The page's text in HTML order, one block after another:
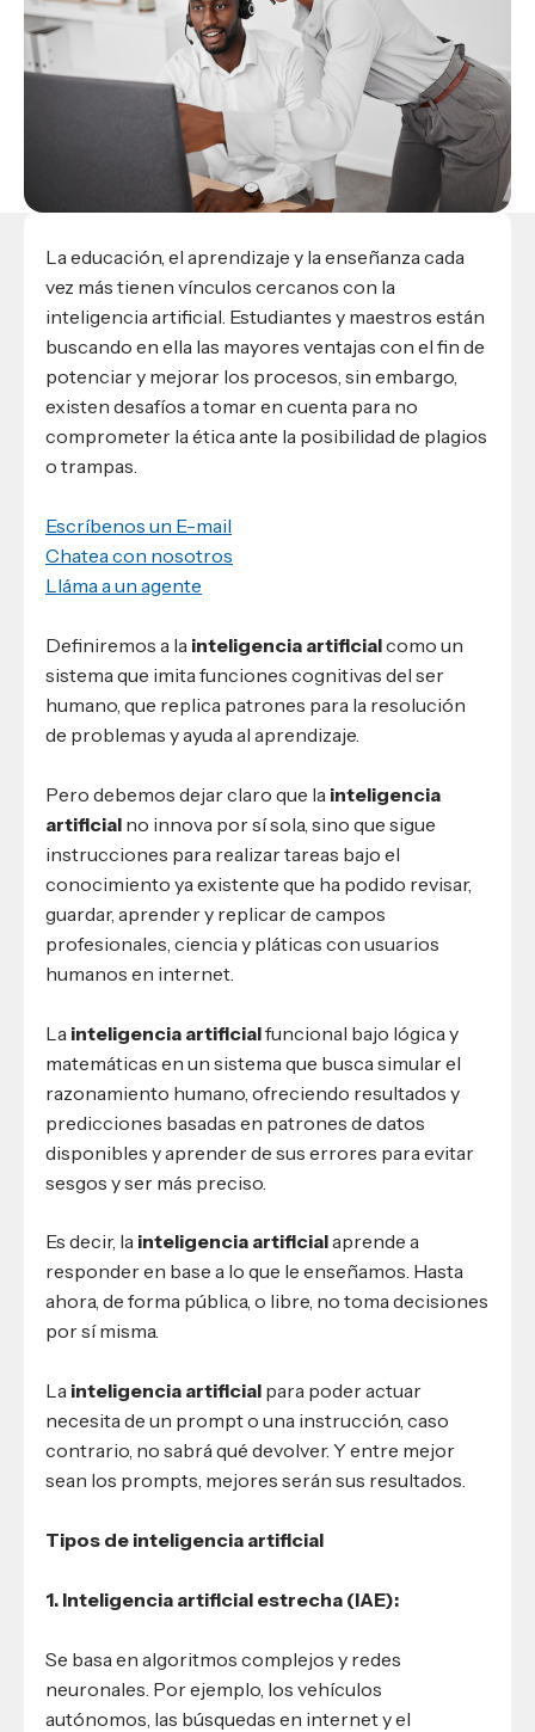
Escuela de Ciencias de la Comunicación
Escuela de Ciencias de la Salud
Escuela de Arquitectura
Ver toda la oferta académica
Escuela deNegocios
Conocé DUX
Datos de contacto
admisiones@usap.edu
+504 2561-8727
Ave. Circunvalación, San Pedro Sula,
Honduras, C.A.
EXCELENCIA USAP
Lifelong Learning University
Responsabilidad social y sostenibilidad
¿Que es USAP+?
Manual M365
Manual Moddle
Normas Académicas
Experiencias de alumnos
internacionales
Conocé experiencias
Evento
USAP integra RediEShn
Leer artículo
La educación, el aprendizaje y la enseñanza cada
vez más tienen vínculos cercanos con la
inteligencia artificial. Estudiantes y maestros están
buscando en ella las mayores ventajas con el fin de
potenciar y mejorar los procesos, sin embargo,
existen desafíos a tomar en cuenta para no
comprometer la ética ante la posibilidad de plagios
o trampas.
Escríbenos un E-mail
Chatea con nosotros
Lláma a un agente
Definiremos a la inteligencia artificialcomo un
sistema que imita funciones cognitivas del ser
humano, que replica patrones para la resolución
de problemas y ayuda al aprendizaje.
Pero debemos dejar claro que la inteligencia
artificial no innova por sí sola, sino que sigue
instrucciones para realizar tareas bajo el
conocimiento ya existente que ha podido revisar,
guardar, aprender y replicar de campos
profesionales, ciencia y pláticas con usuarios
humanos en internet.
La inteligencia artificialfuncional bajo lógica y
matemáticas en un sistema que busca simular el
razonamiento humano, ofreciendo resultados y
predicciones basadas en patrones de datos
disponibles y aprender de sus errores para evitar
sesgos y ser más preciso.
Es decir, la inteligencia artificialaprende a
responder en base a lo que le enseñamos. Hasta
ahora, de forma pública, o libre, no toma decisiones
por sí misma.
La inteligencia artificial para poder actuar
necesita de un prompt o una instrucción, caso
contrario, no sabrá qué devolver. Y entre mejor
sean los prompts, mejores serán sus resultados.
Tipos de inteligencia artificial
1. Inteligencia artificial estrecha (IAE):
Se basa en algoritmos complejos y redes
neuronales. Por ejemplo, los vehículos
autónomos, las búsquedas en internet y el